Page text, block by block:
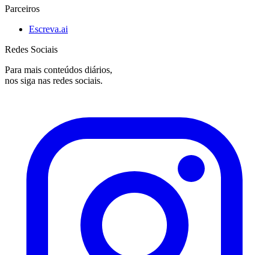
Parceiros
Escreva.ai
Redes Sociais
Para mais conteúdos diários,
nos siga nas redes sociais.